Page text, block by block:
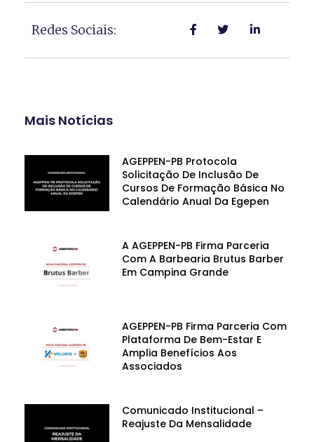
Redes Sociais:
Mais Notícias
AGEPPEN-PB Protocola
Solicitação De Inclusão De
Cursos De Formação Básica No
Calendário Anual Da Egepen
A AGEPPEN-PB Firma Parceria
Com A Barbearia Brutus Barber
Em Campina Grande
AGEPPEN-PB Firma Parceria Com
Plataforma De Bem-Estar E
Amplia Benefícios Aos
Associados
Comunicado Institucional –
Reajuste Da Mensalidade